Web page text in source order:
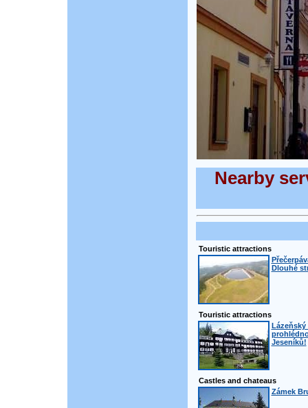
Nearby
Touristic attractions
Dlouhé
Touristic attractions
Jeseníků!
Castles and chateaus
Zámek